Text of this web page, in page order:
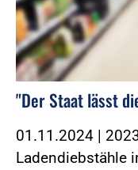
"Der Staat lässt
01.11.2024 |
Ladendiebstähle